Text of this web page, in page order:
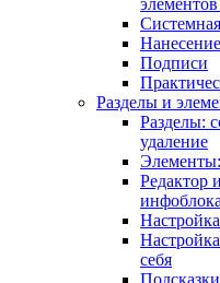
Подписи
Разделы и
Разделы:
удаление
Элементы:
Редактор
инфоблока
себя